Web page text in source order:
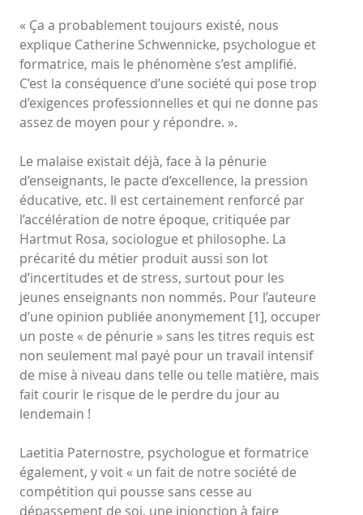
« Ça a probablement toujours existé, nous
explique Catherine Schwennicke, psychologue et
formatrice, mais le phénomène s’est amplifié.
C’est la conséquence d’une société qui pose trop
d’exigences professionnelles et qui ne donne pas
assez de moyen pour y répondre. ».
Le malaise existait déjà, face à la pénurie
d’enseignants, le pacte d’excellence, la pression
éducative, etc. Il est certainement renforcé par
l’accélération de notre époque, critiquée par
Hartmut Rosa, sociologue et philosophe. La
précarité du métier produit aussi son lot
d’incertitudes et de stress, surtout pour les
jeunes enseignants non nommés. Pour l’auteure
d’une opinion publiée anonymement [1], occuper
un poste « de pénurie » sans les titres requis est
non seulement mal payé pour un travail intensif
de mise à niveau dans telle ou telle matière, mais
fait courir le risque de le perdre du jour au
lendemain !
Laetitia Paternostre, psychologue et formatrice
également, y voit « un fait de notre société de
compétition qui pousse sans cesse au
dépassement de soi, une injonction à faire